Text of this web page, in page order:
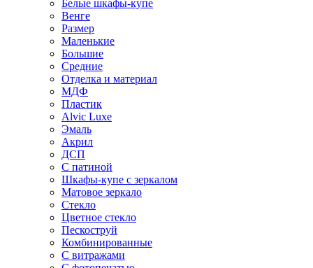
Белые шкафы-купе
Венге
Размер
Маленькие
Большие
Средние
Отделка и материал
МДФ
Пластик
Alvic Luxe
Эмаль
Акрил
ДСП
С патиной
Шкафы-купе с зеркалом
Матовое зеркало
Стекло
Цветное стекло
Пескоструй
Комбинированные
С витражами